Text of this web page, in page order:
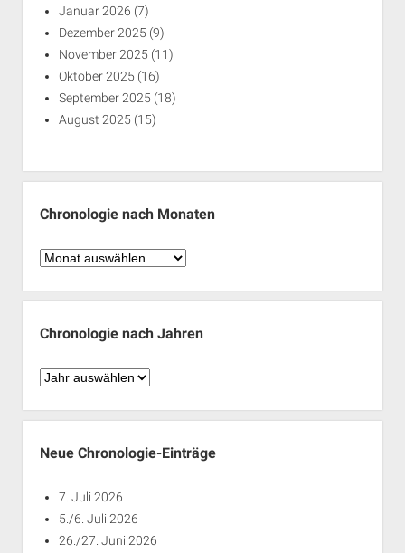
Januar 2026 (7)
Dezember 2025 (9)
November 2025 (11)
Oktober 2025 (16)
September 2025 (18)
August 2025 (15)
Chronologie nach Monaten
Chronologie
Monaten
Chronologie nach Jahren
Chronologie
Jahren
Neue Chronologie-Einträge
7. Juli 2026
5./6. Juli 2026
26./27. Juni 2026